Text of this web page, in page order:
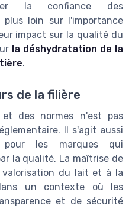
la confiance des
plus loin sur l'importance
impact sur la qualité du
la déshydratation de la
.
de la filière
des normes n'est pas
Il s'agit aussi
les marques qui
la qualité. La maîtrise de
du lait et à la
un contexte où les
et de sécurité